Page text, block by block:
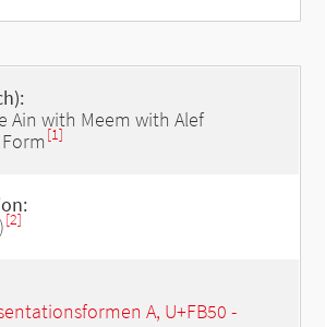
Ain with Meem with Alef
[1]
[2]
A, U+FB50 -